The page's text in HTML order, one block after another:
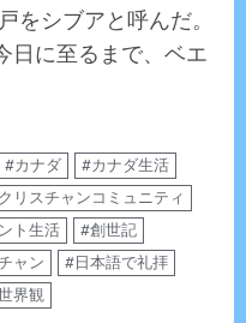
をシブアと呼んだ。
日に至るまで、ベエ
#カナダ
#カナダ生活
リスチャンコミュニティ
ト生活
#創世記
ャン
#日本語で礼拝
界観